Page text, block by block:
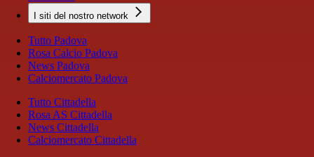
I siti del nostro network
Tutto Padova
Rosa Calcio Padova
News Padova
Calciomercato Padova
Tutto Cittadella
Rosa AS Cittadella
News Cittadella
Calciomercato Cittadella